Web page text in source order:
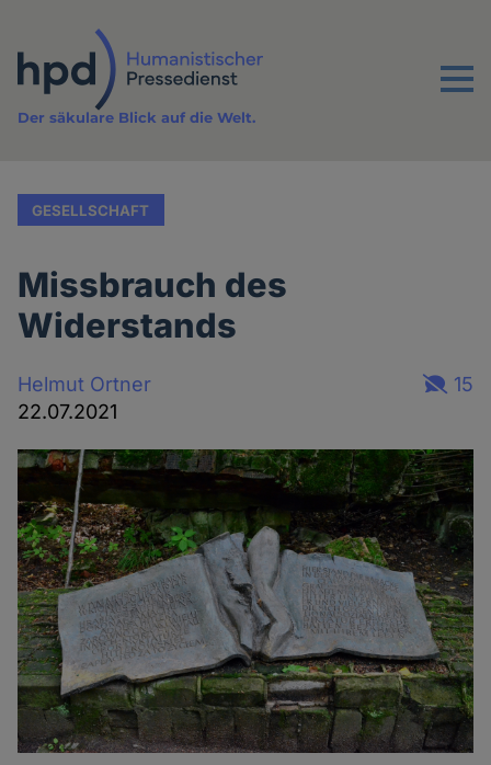
Inhalt
Menu
Der säkulare Blick auf die Welt.
GESELLSCHAFT
Missbrauch des
Widerstands
Helmut Ortner
22.07.2021
15